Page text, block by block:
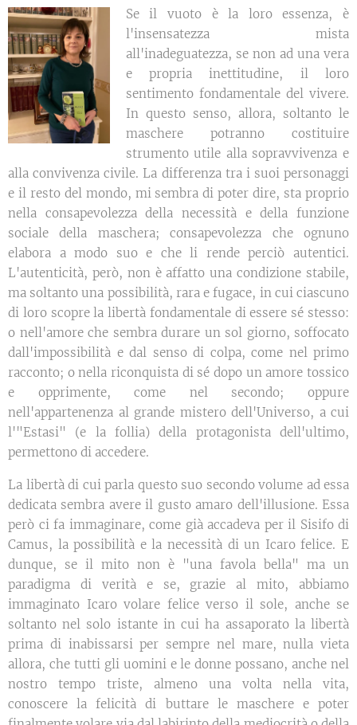
Se il vuoto è la loro essenza, è
l'insensatezza mista
all'inadeguatezza, se non ad una vera
e propria inettitudine, il loro
sentimento fondamentale del vivere.
In questo senso, allora, soltanto le
maschere potranno costituire
strumento utile alla sopravvivenza e
alla convivenza civile. La differenza tra i suoi personaggi
e il resto del mondo, mi sembra di poter dire, sta proprio
nella consapevolezza della necessità e della funzione
sociale della maschera; consapevolezza che ognuno
elabora a modo suo e che li rende perciò autentici.
L'autenticità, però, non è affatto una condizione stabile,
ma soltanto una possibilità, rara e fugace, in cui ciascuno
di loro scopre la libertà fondamentale di essere sé stesso:
o nell'amore che sembra durare un sol giorno, soffocato
dall'impossibilità e dal senso di colpa, come nel primo
racconto; o nella riconquista di sé dopo un amore tossico
e opprimente, come nel secondo; oppure
nell'appartenenza al grande mistero dell'Universo, a cui
l'"Estasi" (e la follia) della protagonista dell'ultimo,
permettono di accedere.
La libertà di cui parla questo suo secondo volume ad essa
dedicata sembra avere il gusto amaro dell'illusione. Essa
però ci fa immaginare, come già accadeva per il Sisifo di
Camus, la possibilità e la necessità di un Icaro felice. E
dunque, se il mito non è "una favola bella" ma un
paradigma di verità e se, grazie al mito, abbiamo
immaginato Icaro volare felice verso il sole, anche se
soltanto nel solo istante in cui ha assaporato la libertà
prima di inabissarsi per sempre nel mare, nulla vieta
allora, che tutti gli uomini e le donne possano, anche nel
nostro tempo triste, almeno una volta nella vita,
conoscere la felicità di buttare le maschere e poter